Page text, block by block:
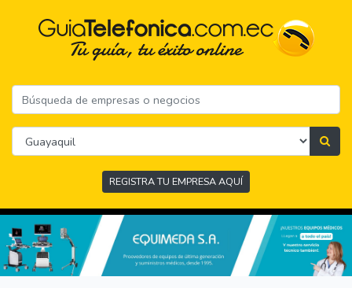
REGISTRA TU EMPRESA AQUÍ